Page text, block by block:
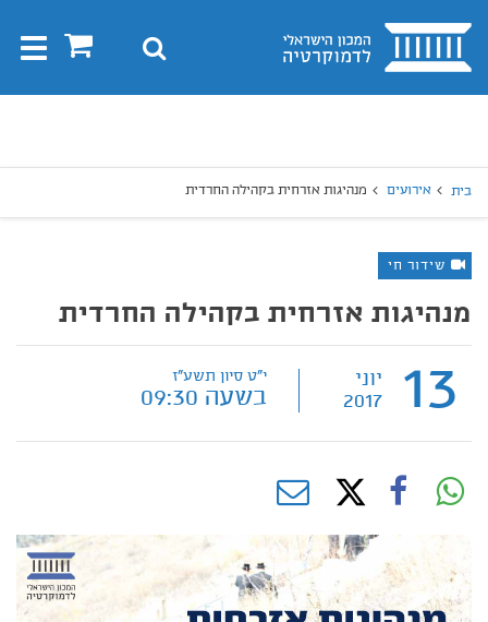
בית 0 חיפוש
בית אירועים מנהיגות אזרחית בקהילה החרדית
שידור חי
מנהיגות אזרחית בקהילה החרדית
13
יוני
2017
י"ט סיון תשע"ז
בשעה 09:30